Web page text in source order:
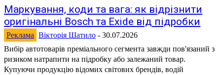
Маркування, коди та вага: як відрізнити
оригінальні Bosch та Exide від підробки
Реклама Вікторія Шатило - 30.07.2026
Вибір автотоварів преміального сегмента завжди пов'язаний з
ризиком натрапити на підробку або залежаний товар.
Купуючи продукцію відомих світових брендів, водій